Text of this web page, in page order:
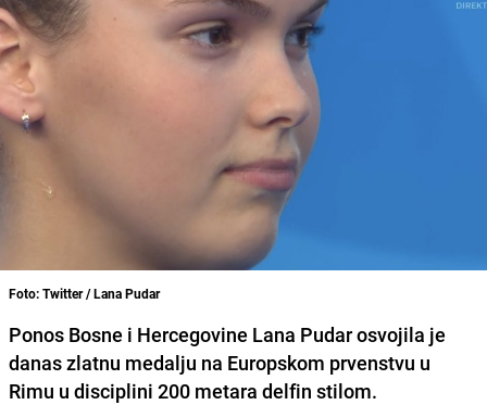
Foto: Twitter / Lana Pudar
Ponos Bosne i Hercegovine Lana Pudar osvojila je
danas zlatnu medalju na Europskom prvenstvu u
Rimu u disciplini 200 metara delfin stilom.